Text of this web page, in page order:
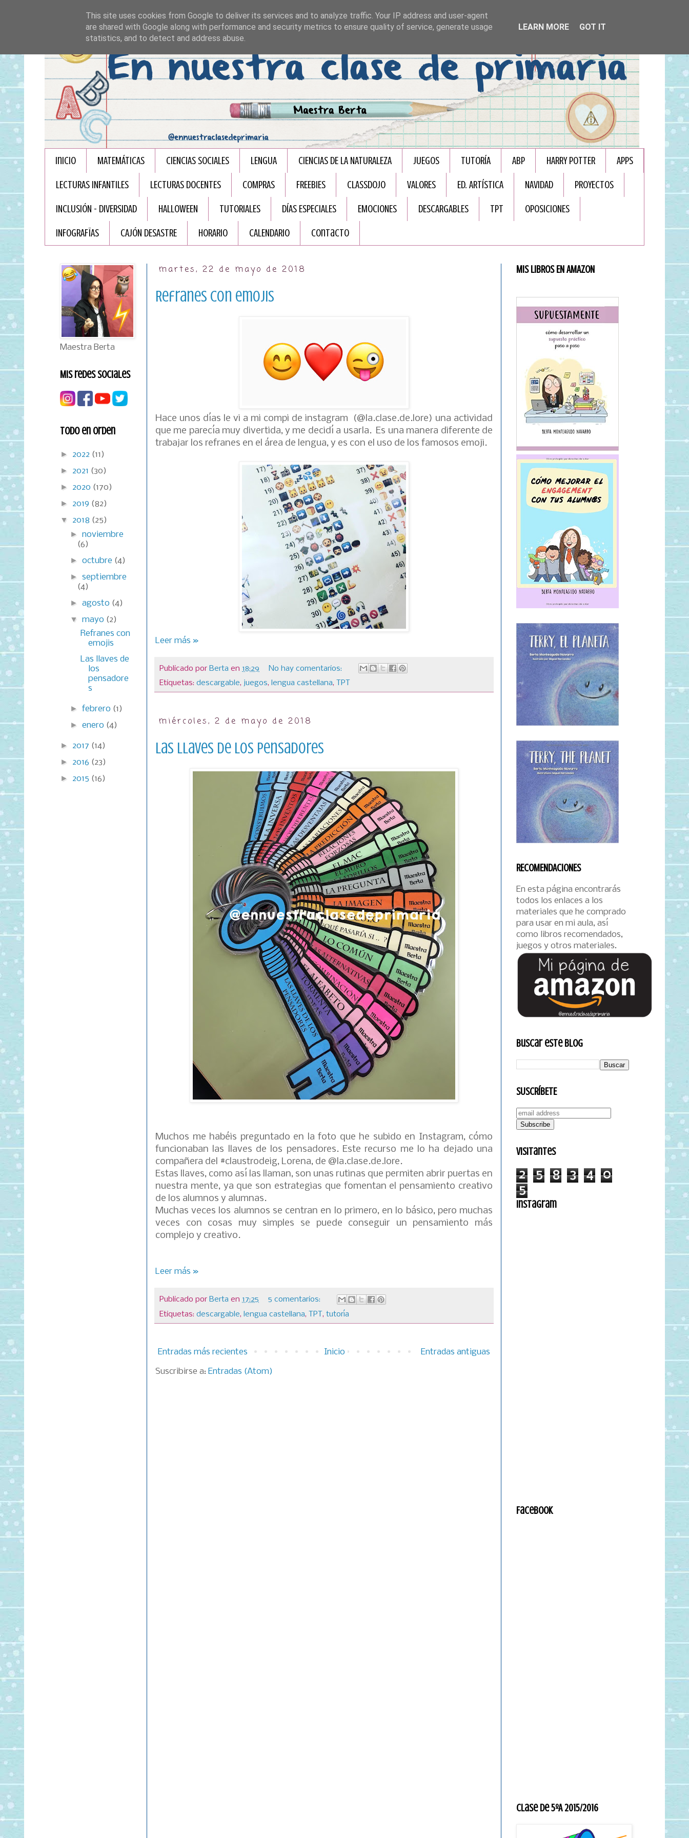
Inicio MATEMÁTICAS CIENCIAS SOCIALES LENGUA CIENCIAS DE LA NATURALEZA JUEGOS TUTORÍA ABP HARRY POTTER APPS
LECTURAS INFANTILES LECTURAS DOCENTES COMPRAS FREEBIES CLASSDOJO VALORES ED. ARTÍSTICA NAVIDAD PROYECTOS
INCLUSIÓN - DIVERSIDAD HALLOWEEN TUTORIALES DÍAS ESPECIALES EMOCIONES DESCARGABLES TPT OPOSICIONES
INFOGRAFÏAS CAJÓN DESASTRE HORARIO CALENDARIO Contacto
martes, 22 de mayo de 2018
Refranes con emojis
Hace unos días le vi a mi compi de instagram (@la.clase.de.lore) una actividad
que me parecía muy divertida, y me decidí a usarla. Es una manera diferente de
trabajar los refranes en el área de lengua, y es con el uso de los famosos emoji.
Leer más »
Publicado por Berta en 18:29
No hay comentarios:
Etiquetas: descargable, juegos, lengua castellana, TPT
miércoles, 2 de mayo de 2018
Las llaves de los pensadores
Muchos me habéis preguntado en la foto que he subido en Instagram, cómo
funcionaban las llaves de los pensadores. Este recurso me lo ha dejado una
compañera del #claustrodeig, Lorena, de @la.clase.de.lore.
Estas llaves, como así las llaman, son unas rutinas que permiten abrir puertas en
nuestra mente, ya que son estrategias que fomentan el pensamiento creativo
de los alumnos y alumnas.
Muchas veces los alumnos se centran en lo primero, en lo básico, pero muchas
veces con cosas muy simples se puede conseguir un pensamiento más
complejo y creativo.
Leer más »
Publicado por Berta en 17:25
5 comentarios:
Etiquetas: descargable, lengua castellana, TPT, tutoría
Entradas más recientes Entradas antiguas
Inicio
Suscribirse a: Entradas (Atom)
Maestra Berta
Mis redes sociales
Todo en orden
► 2022 (11)
► 2021 (30)
► 2020 (170)
► 2019 (82)
▼ 2018 (25)
►noviembre
(6)
►octubre (4)
►septiembre
(4)
►agosto (4)
▼mayo (2)
Refranes con
emojis
Las llaves de
los
pensadore
s
►febrero (1)
►enero (4)
► 2017 (14)
► 2016 (23)
► 2015 (16)
MIS LIBROS EN AMAZON
RECOMENDACIONES
En esta página encontrarás
todos los enlaces a los
materiales que he comprado
para usar en mi aula, así
como libros recomendados,
juegos y otros materiales.
Buscar este blog
SUSCRÍBETE
Visitantes
2 5 8 3 4
0
5
Instagram
Facebook
Clase de 5ºA 2015/2016
This site uses cookies from Google to deliver its services and to analyze traffic. Your IP address and user-agent
are shared with Google along with performance and security metrics to ensure quality of service, generate usage
statistics, and to detect and address abuse.
LEARN MORE GOT IT